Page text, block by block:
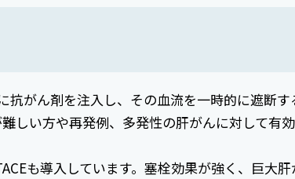
抗がん剤を注入し、その血流を一時的に遮断す
しい方や再発例、多発性の肝がんに対して有
も導入しています。塞栓効果が強く、巨大肝